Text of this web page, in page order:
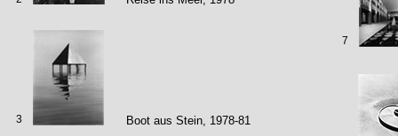
3 Boot aus Stein, 1978-81
7